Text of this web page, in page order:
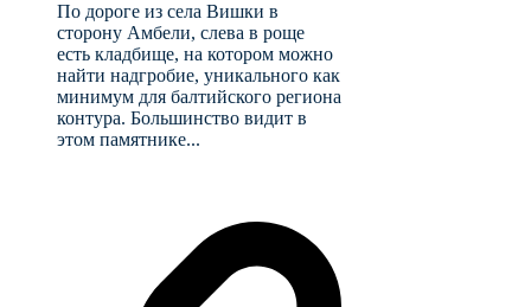
По дороге из села Вишки в
сторону Амбели, слева в роще
есть кладбище, на котором можно
найти надгробие, уникального как
минимум для балтийского региона
контура. Большинство видит в
этом памятнике...